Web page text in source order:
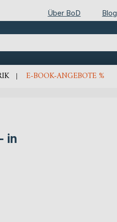
Über BoD Blog
E-BOOK-ANGEBOTE %
in